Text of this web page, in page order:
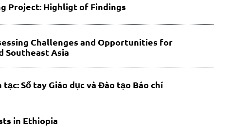
Project: Highligt of Findings
Challenges and Opportunities for
Southeast Asia
tạc: Sổ tay Giáo dục và Đào tạo Báo chí
in Ethiopia